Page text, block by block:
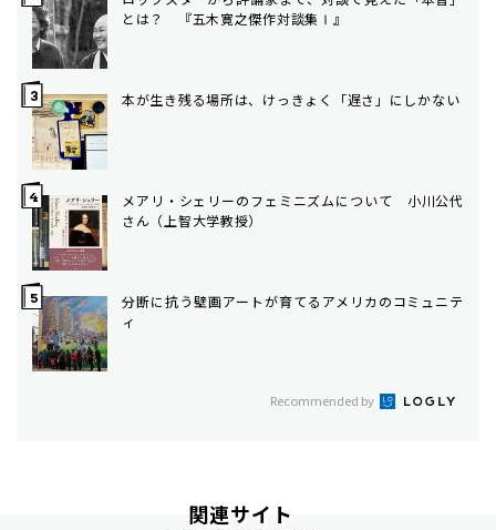
とは？ 『五木寛之傑作対談集Ⅰ』
本が生き残る場所は、けっきょく「遅さ」にしかない
メアリ・シェリーのフェミニズムについて 小川公代
さん（上智大学教授）
分断に抗う壁画――アートが育てるアメリカのコミュニテ
ィ
Recommended by
関連サイト